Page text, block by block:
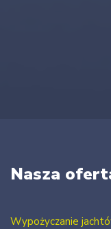
Nasza
Wypożyczanie